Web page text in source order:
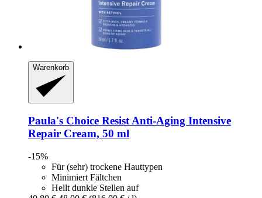
Warenkorb
Paula's Choice Resist Anti-​Aging Intensive
Repair Cream, 50 ml
-15%
Für (sehr) trockene Hauttypen
Minimiert Fältchen
Hellt dunkle Stellen auf